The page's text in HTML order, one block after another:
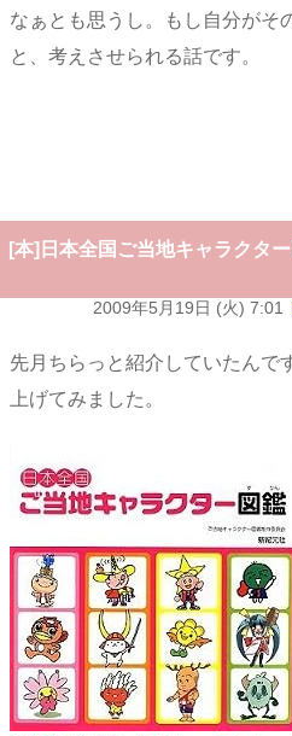
なぁとも思うし。もし自分がそ
と、考えさせられる話です。
[本]日本全国ご当地キャラクタ
2009年5月19日 (火) 7:01
先月ちらっと紹介していたんで
上げてみました。